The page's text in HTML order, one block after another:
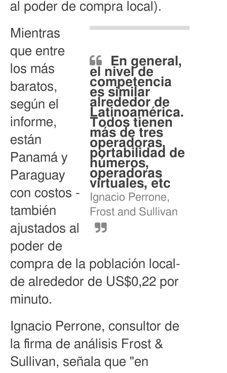
al poder de compra local).
En general,
el nivel de
competencia
es similar
alrededor de
Latinoamérica.
Todos tienen
más de tres
operadoras,
portabilidad de
números,
operadoras
virtuales, etc
Ignacio Perrone,
Frost and Sullivan
Mientras
que entre
los más
baratos,
según el
informe,
están
Panamá y
Paraguay
con costos -
también
ajustados al
poder de
compra de la población local-
de alrededor de US$0,22 por
minuto.
Ignacio Perrone, consultor de
la firma de análisis Frost &
Sullivan, señala que "en